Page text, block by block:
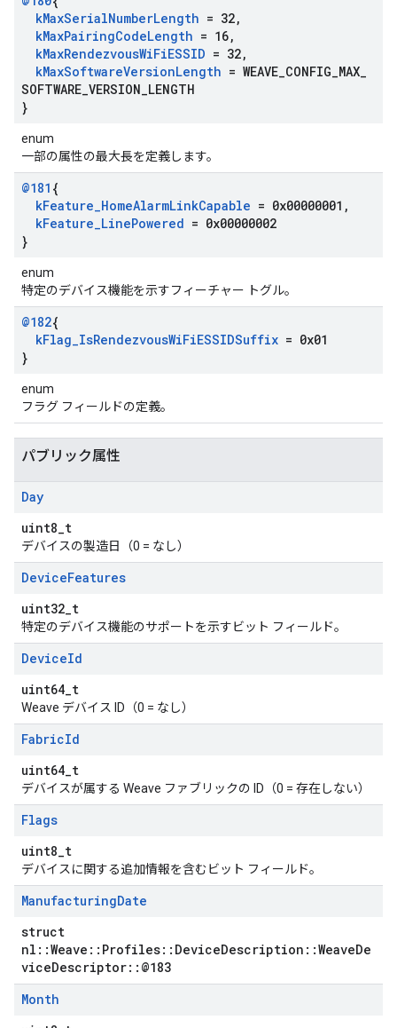
kMaxSerialNumberLength = 32,
kMaxPairingCodeLength = 16,
kMaxRendezvousWiFiESSID = 32,
kMaxSoftwareVersionLength = WEAVE CONFIG MAX
SOFTWARE VERSION LENGTH
}
enum
一部の属性の最大長を定義します。
@181 {
kFeature_HomeAlarmLinkCapable = 0x00000001 ,
kFeature_LinePowered = 0x00000002
}
enum
特定のデバイス機能を示すフィーチャー トグル。
@182{
kFlag_IsRendezvousWiFiESSIDSuffix = 0x01
}
enum
フラグ フィールドの定義。
パブリック属性
Day
uint8_t
デバイスの製造日（0 = なし）
DeviceFeatures
uint32_t
特定のデバイス機能のサポートを示すビット フィールド。
DeviceId
uint64_t
Weave デバイス ID（0 = なし）
FabricId
uint64_t
デバイスが属する Weave ファブリックの ID（0 = 存在しない）
Flags
uint8_t
デバイスに関する追加情報を含むビット フィールド。
ManufacturingDate
struct
nl::Weave::Profiles::DeviceDescription::WeaveDe
viceDescriptor::@183
Month